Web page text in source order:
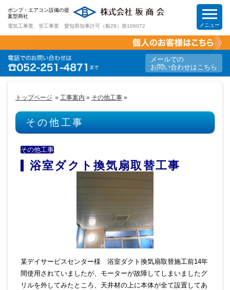
ポンプ・エアコン設備の提
案型商社
電気工事業、管工事業 愛知県知事許可（般28）第106072
メールでの
お問い合わせはこちら
メニュー
HOME
取扱商品
求人情報
トップページ » 工事案内 » その他工事 »
その他工事
その他工事
浴室ダクト換気扇取替工事
某デイサービスセンター様 浴室ダクト換気扇取替施工前14年
間使用されていましたが、モーターが故障してしまいましたグ
リルを外してみたところ、天井材の上に本体が全て設置してあ